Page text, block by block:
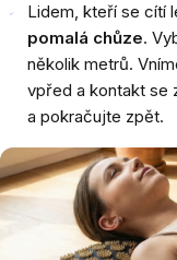
Lidem, kteří se cítí
pomalá chůze.
několik metrů.
vpřed a kontakt se
a pokračujte zpět.